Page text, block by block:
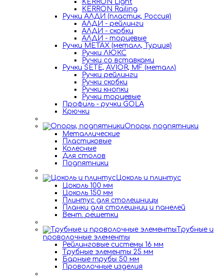
KERRON Light
KERRON Railing
Ручки АЛДИ (пластик, Россия)
АЛДИ - рейлинги
АЛДИ - скобки
АЛДИ - торцевые
Ручки METAX (металл, Турция)
Ручки ЛЮКС
Ручки со вставками
Ручки SETE, AVIOR, MF (металл)
Ручки рейлинги
Ручки скобки
Ручки кнопки
Ручки торцевые
Профиль - ручки GOLA
Крючки
Опоры, подпятники
Металлические
Пластиковые
Колесные
Для столов
Подпятники
Цоколь и плинтус
Цоколь 100 мм
Цоколь 150 мм
Плинтус для столешницы
Планки для столешниц и панелей
Вент. решетки
Трубные и
проволочные элементы
Рейлинговые системы 16 мм
Трубные элементы 25 мм
Барные трубы 50 мм
Проволочные изделия